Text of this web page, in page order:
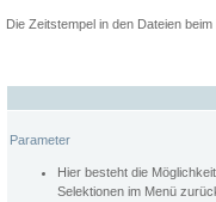
Die Zeitstempel in den Dateien
Parameter
Hier besteht die
Selektionen im Menü